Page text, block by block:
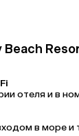
Beach
отеля и в
в море и